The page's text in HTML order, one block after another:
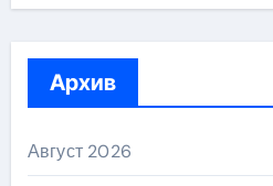
Архив
Август 2026